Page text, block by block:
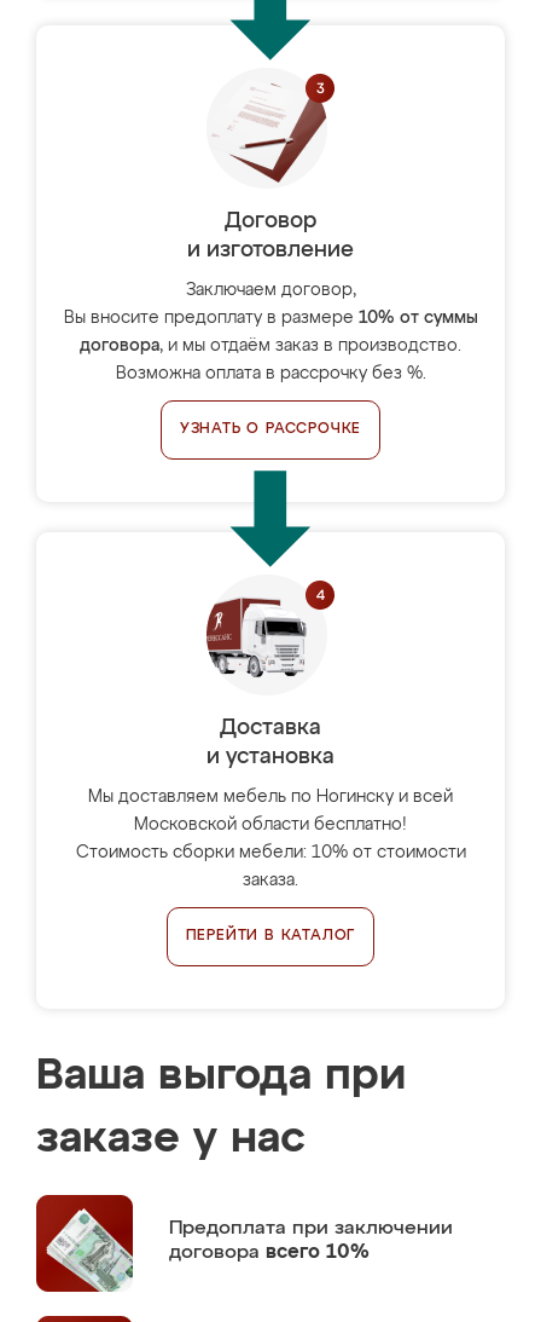
Договор
и изготовление
Заключаем договор,
Вы вносите предоплату в размере 10% от суммы
договора, и мы отдаём заказ в производство.
Возможна оплата в рассрочку без %.
УЗНАТЬ О РАССРОЧКЕ
Доставка
и установка
Мы доставляем мебель по Ногинску и всей
Московской области бесплатно!
Стоимость сборки мебели: 10% от стоимости
заказа.
ПЕРЕЙТИ В КАТАЛОГ
Ваша выгода при
заказе у нас
Предоплата при заключении
договора всего 10%